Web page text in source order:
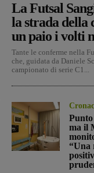
La Futsal
la strada della
un paio i volti
Tante le conferme nella
che, guidata da Daniele
campionato di serie C1...
ma il
“Una